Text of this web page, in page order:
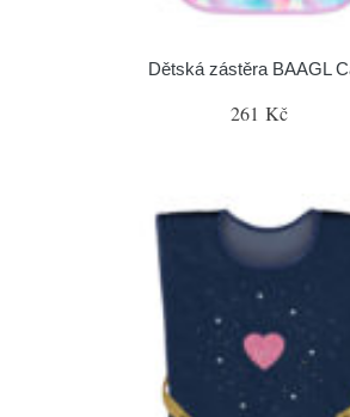
Dětská zástěra BAAGL
261 Kč